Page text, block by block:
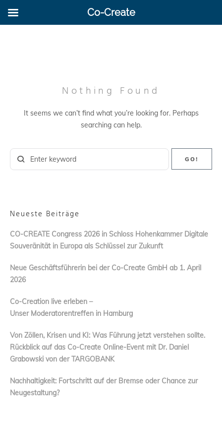
Nothing Found
It seems we can’t find what you’re looking for. Perhaps
searching can help.
GO!
Neueste Beiträge
CO-CREATE Congress 2026 in Schloss Hohenkammer Digitale
Souveränität in Europa als Schlüssel zur Zukunft
Neue Geschäftsführerin bei der Co-Create GmbH ab 1. April
2026
Co-Creation live erleben –
Unser Moderatorentreffen in Hamburg
Von Zöllen, Krisen und KI: Was Führung jetzt verstehen sollte.
Rückblick auf das Co-Create Online-Event mit Dr. Daniel
Grabowski von der TARGOBANK
Nachhaltigkeit: Fortschritt auf der Bremse oder Chance zur
Neugestaltung?
Co-Create